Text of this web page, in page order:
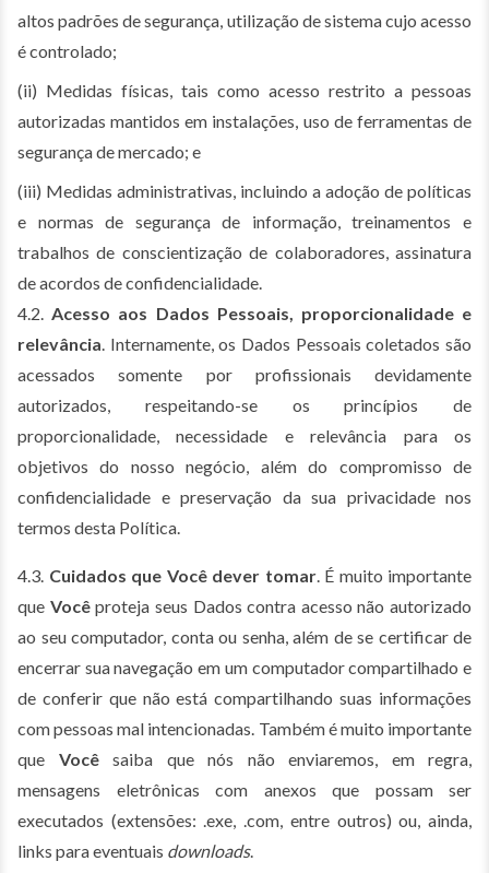
altos padrões de segurança, utilização de sistema cujo acesso
é controlado;
(ii) Medidas físicas, tais como acesso restrito a pessoas
autorizadas mantidos em instalações, uso de ferramentas de
segurança de mercado; e
(iii) Medidas administrativas, incluindo a adoção de políticas
e normas de segurança de informação, treinamentos e
trabalhos de conscientização de colaboradores, assinatura
de acordos de confidencialidade.
4.2. Acesso aos Dados Pessoais, proporcionalidade e
relevância . Internamente, os Dados Pessoais coletados são
acessados somente por profissionais devidamente
autorizados, respeitando-se os princípios de
proporcionalidade, necessidade e relevância para os
objetivos do nosso negócio, além do compromisso de
confidencialidade e preservação da sua privacidade nos
termos desta Política.
4.3. Cuidados que Você dever tomar. É muito importante
que Vocêproteja seus Dados contra acesso não autorizado
ao seu computador, conta ou senha, além de se certificar de
encerrar sua navegação em um computador compartilhado e
de conferir que não está compartilhando suas informações
com pessoas mal intencionadas. Também é muito importante
que Vocêsaiba que nós não enviaremos, em regra,
mensagens eletrônicas com anexos que possam ser
executados (extensões: .exe, .com, entre outros) ou, ainda,
links para eventuais downloads.